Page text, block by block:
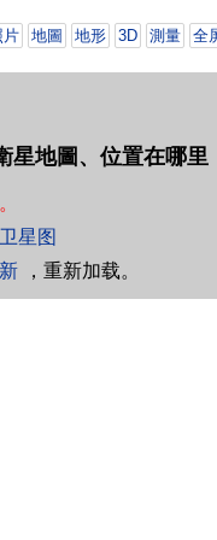
片 地圖 地形 3D 測量 全
星地圖、位置在哪里
星图
，重新加载。